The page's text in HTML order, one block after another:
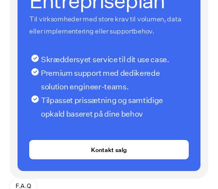
Til virksomheder med store krav til volumen, data
eller implementering eller supportbehov.
Skræddersyet service til dit use case.
Premium support med dedikerede
solution engineer-teams.
Tilpasset prissætning og samtidige
opkald baseret på dine behov
Kontakt salg
F.A.Q